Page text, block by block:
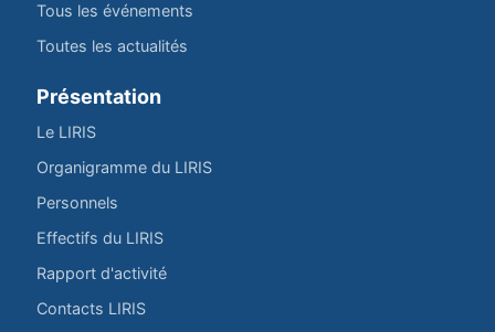
Tous les événements
Toutes les actualités
Présentation
Le LIRIS
Organigramme du LIRIS
Personnels
Effectifs du LIRIS
Rapport d'activité
Contacts LIRIS